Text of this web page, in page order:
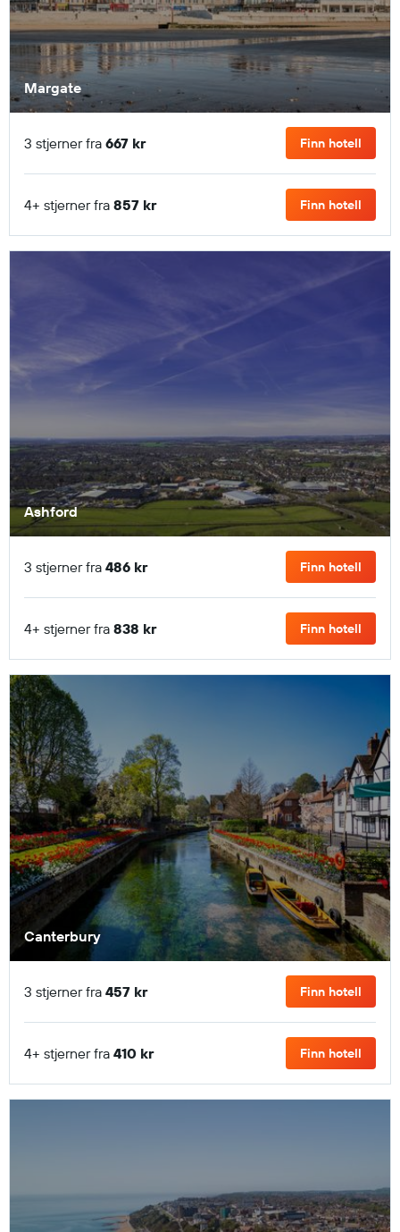
Margate
3 stjerner fra 667 kr Finn hotell
4+ stjerner fra 857 kr Finn hotell
Ashford
3 stjerner fra 486 kr Finn hotell
4+ stjerner fra 838 kr Finn hotell
Canterbury
3 stjerner fra 457 kr Finn hotell
4+ stjerner fra 410 kr Finn hotell